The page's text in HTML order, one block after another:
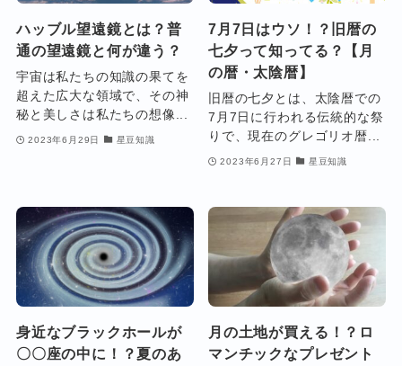
ハッブル望遠鏡とは？普
通の望遠鏡と何が違う？
宇宙は私たちの知識の果てを
超えた広大な領域で、その神
秘と美しさは私たちの想像...
2023年6月29日 星豆知識
7月7日はウソ！？旧暦の
七夕って知ってる？【月
の暦・太陰暦】
旧暦の七夕とは、太陰暦での
7月7日に行われる伝統的な祭
りで、現在のグレゴリオ暦...
2023年6月27日 星豆知識
身近なブラックホールが
〇〇座の中に！？夏のあ
月の土地が買える！？ロ
マンチックなプレゼント